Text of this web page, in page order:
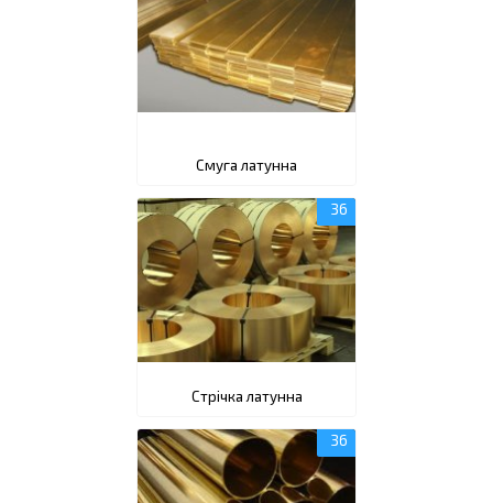
Смуга латунна
Стрічка латунна